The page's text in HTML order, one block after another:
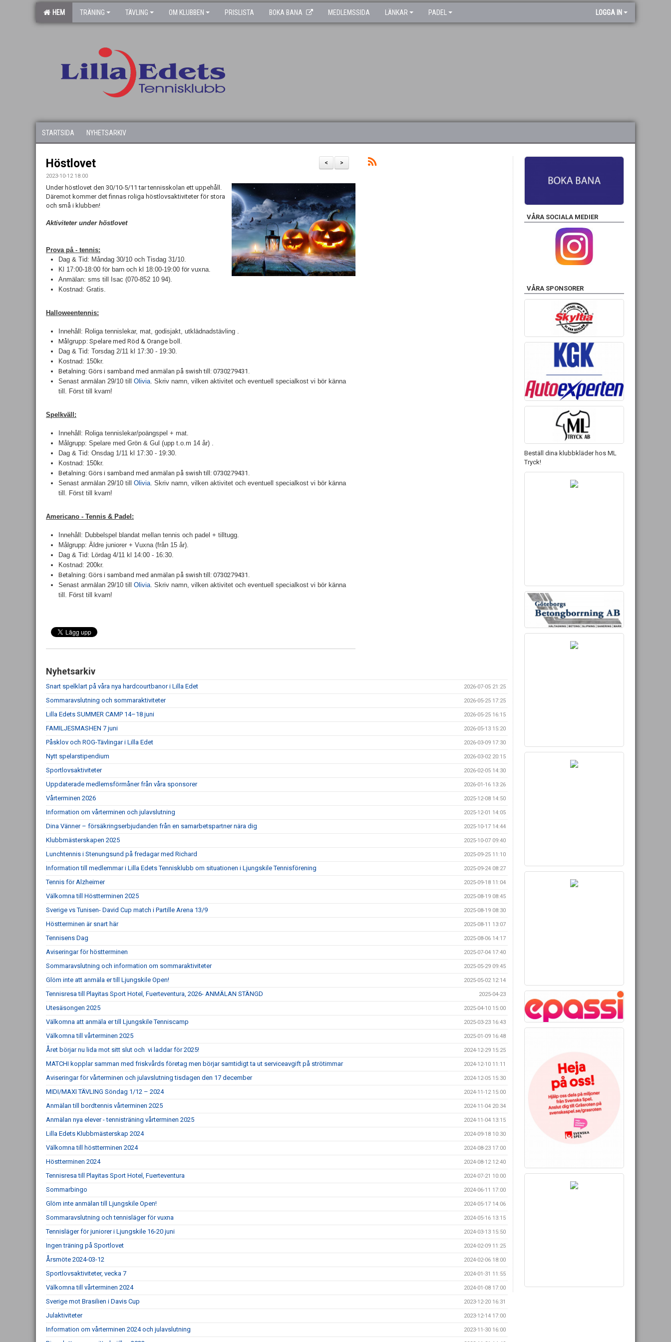
HEM TRÄNING TÄVLING OM KLUBBEN PRISLISTA BOKA BANA MEDLEMSSIDA LÄNKAR PADEL LOGGA IN
STARTSIDA NYHETSARKIV
>
<
Höstlovet
2023-10-12 18:00
Under höstlovet den 30/10-5/11 tar tennisskolan ett uppehåll.
Däremot kommer det finnas roliga höstlovsaktiviteter för stora
och små i klubben!
Aktiviteter under höstlovet
Prova på - tennis:
Dag & Tid: Måndag 30/10 och Tisdag 31/10.
Kl 17:00-18:00 för barn och kl 18:00-19:00 för vuxna.
Anmälan: sms till Isac (070-852 10 94).
Kostnad: Gratis.
Halloweentennis:
Innehåll: Roliga tennislekar, mat, godisjakt, utklädnadstävling .
Målgrupp: Spelare med Röd & Orange boll.
Dag & Tid: Torsdag 2/11 kl 17:30 - 19:30.
Kostnad: 150kr.
Betalning: Görs i samband med anmälan på swish till: 0730279431.
Senast anmälan 29/10 till Olivia. Skriv namn, vilken aktivitet och eventuell specialkost vi bör känna
till. Först till kvarn!
Spelkväll:
Innehåll: Roliga tennislekar/poängspel + mat.
Målgrupp: Spelare med Grön & Gul (upp t.o.m 14 år) .
Dag & Tid: Onsdag 1/11 kl 17:30 - 19:30.
Kostnad: 150kr.
Betalning: Görs i samband med anmälan på swish till: 0730279431.
Senast anmälan 29/10 till Olivia. Skriv namn, vilken aktivitet och eventuell specialkost vi bör känna
till. Först till kvarn!
Americano - Tennis & Padel:
Innehåll: Dubbelspel blandat mellan tennis och padel + tilltugg.
Målgrupp: Äldre juniorer + Vuxna (från 15 år).
Dag & Tid: Lördag 4/11 kl 14:00 - 16:30.
Kostnad: 200kr.
Betalning: Görs i samband med anmälan på swish till: 0730279431.
Senast anmälan 29/10 till Olivia. Skriv namn, vilken aktivitet och eventuell specialkost vi bör känna
till. Först till kvarn!
Nyhetsarkiv
Snart spelklart på våra nya hardcourtbanor i Lilla Edet 2026-07-05 21:25
Sommaravslutning och sommaraktiviteter 2026-05-25 17:25
Lilla Edets SUMMER CAMP 14–18 juni 2026-05-25 16:15
FAMILJESMASHEN 7 juni 2026-05-13 15:20
Påsklov och ROG-Tävlingar i Lilla Edet 2026-03-09 17:30
Nytt spelarstipendium 2026-03-02 20:15
Sportlovsaktiviteter 2026-02-05 14:30
Uppdaterade medlemsförmåner från våra sponsorer 2026-01-16 13:26
Vårterminen 2026 2025-12-08 14:50
Information om vårterminen och julavslutning 2025-12-01 14:05
Dina Vänner – försäkringserbjudanden från en samarbetspartner nära dig 2025-10-17 14:44
Klubbmästerskapen 2025 2025-10-07 09:40
Lunchtennis i Stenungsund på fredagar med Richard 2025-09-25 11:10
Information till medlemmar i Lilla Edets Tennisklubb om situationen i Ljungskile Tennisförening 2025-09-24 08:27
Tennis för Alzheimer 2025-09-18 11:04
Välkomna till Höstterminen 2025 2025-08-19 08:45
Sverige vs Tunisen- David Cup match i Partille Arena 13/9 2025-08-19 08:30
Höstterminen är snart här 2025-08-11 13:07
Tennisens Dag 2025-08-06 14:17
Aviseringar för höstterminen 2025-07-04 17:40
Sommaravslutning och information om sommaraktiviteter 2025-05-29 09:45
Glöm inte att anmäla er till Ljungskile Open! 2025-05-02 12:14
Tennisresa till Playitas Sport Hotel, Fuerteventura, 2026- ANMÄLAN STÄNGD 2025-04-23
Utesäsongen 2025 2025-04-10 15:00
Välkomna att anmäla er till Ljungskile Tenniscamp 2025-03-23 16:43
Välkomna till vårterminen 2025 2025-01-09 16:48
Året börjar nu lida mot sitt slut och vi laddar för 2025! 2024-12-29 15:25
MATCHI kopplar samman med friskvårds företag men börjar samtidigt ta ut serviceavgift på strötimmar 2024-12-10 11:11
Aviseringar för vårterminen och julavslutning tisdagen den 17 december 2024-12-05 15:30
MIDI/MAXI TÄVLING Söndag 1/12 – 2024 2024-11-12 15:00
Anmälan till bordtennis vårterminen 2025 2024-11-04 20:34
Anmälan nya elever - tennisträning vårterminen 2025 2024-11-04 13:15
Lilla Edets Klubbmästerskap 2024 2024-09-18 10:30
Välkomna till höstterminen 2024 2024-08-23 17:00
Höstterminen 2024 2024-08-12 12:40
Tennisresa till Playitas Sport Hotel, Fuerteventura 2024-07-21 10:00
Sommarbingo 2024-06-11 17:00
Glöm inte anmälan till Ljungskile Open! 2024-05-17 14:06
Sommaravslutning och tennisläger för vuxna 2024-05-16 13:15
Tennisläger för juniorer i Ljungskile 16-20 juni 2024-03-13 15:50
Ingen träning på Sportlovet 2024-02-09 11:25
Årsmöte 2024-03-12 2024-02-06 18:00
Sportlovsaktiviteter, vecka 7 2024-01-31 11:55
Välkomna till vårterminen 2024 2024-01-08 17:00
Sverige mot Brasilien i Davis Cup 2023-12-20 16:31
Julaktiviteter 2023-12-14 17:00
Information om vårterminen 2024 och julavslutning 2023-11-30 16:00
VÅRA SOCIALA MEDIER
VÅRA SPONSORER
Beställ dina klubbkläder hos ML
Tryck!